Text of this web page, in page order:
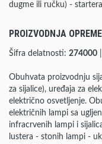
dugme ili ručku) -
PROIZVODNJA
Šifra delatnosti: 274000
Obuhvata proizvodnju
za sijalice), uređaja za
električno osvetljenje.
električnih lampi sa
infracrvenih lampi i
lustera - stonih lampi -